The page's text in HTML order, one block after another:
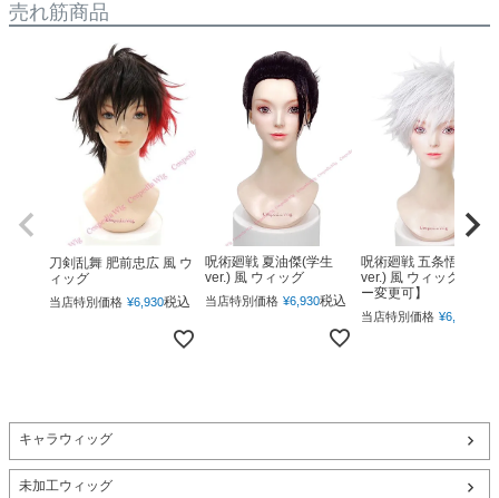
売れ筋商品
刀剣乱舞 肥前忠広 風 ウ
ィッグ
当店特別価格 ¥6,930税込
呪術廻戦 夏油傑(学生
ver.) 風 ウィッグ
当店特別価格 ¥6,930税込
呪術廻戦 五条悟(下ろ
ver.) 風 ウィッグ 【カ
ー変更可】
当店特別価格 ¥6,930
キャラウィッグ
未加工ウィッグ